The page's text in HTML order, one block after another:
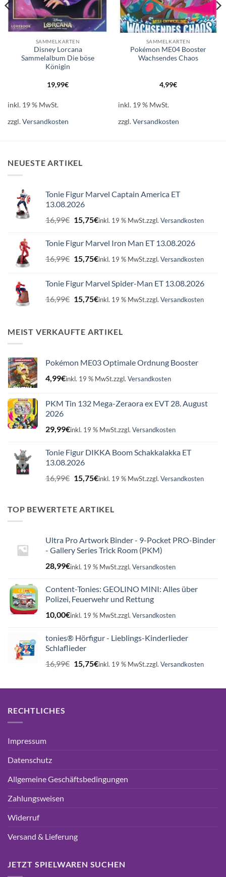
SAMMELKARTEN
Disney Lorcana
Sammelalbum Die böse
Königin
19,99€
inkl. 19 % MwSt.
zzgl.Versandkosten
SAMMELKARTEN
Pokémon ME04 Booster
Wachsendes Chaos
4,99€
inkl. 19 % MwSt.
zzgl.Versandkosten
NEUESTE ARTIKEL
Tonie Figur Marvel Captain America ET
13.08.2026
16,99€ Ursprünglicher
Preis
16,99€
15,75€Aktueller
15,75€.
inkl. 19 % MwSt.zzgl. Versandkosten
Tonie Figur Marvel Iron Man ET 13.08.2026
16,99€ Ursprünglicher
Preis
16,99€
15,75€Aktueller
15,75€.
inkl. 19 % MwSt.zzgl. Versandkosten
Tonie Figur Marvel Spider-Man ET 13.08.2026
16,99€ Ursprünglicher
Preis
16,99€
15,75€Aktueller
15,75€.
inkl. 19 % MwSt.zzgl. Versandkosten
MEIST VERKAUFTE ARTIKEL
Pokémon ME03 Optimale Ordnung Booster
4,99€inkl. 19 % MwSt.zzgl. Versandkosten
PKM Tin 132 Mega-Zeraora ex EVT 28. August
2026
29,99€inkl. 19 % MwSt.zzgl. Versandkosten
Tonie Figur DIKKA Boom Schakkalakka ET
13.08.2026
16,99€ Ursprünglicher
Preis
16,99€
15,75€Aktueller
15,75€.
inkl. 19 % MwSt.zzgl. Versandkosten
TOP BEWERTETE ARTIKEL
Ultra Pro Artwork Binder - 9-Pocket PRO-Binder
- Gallery Series Trick Room (PKM)
28,99€inkl. 19 % MwSt.zzgl. Versandkosten
Content-Tonies: GEOLINO MINI: Alles über
Polizei, Feuerwehr und Rettung
10,00€inkl. 19 % MwSt.zzgl. Versandkosten
tonies® Hörfigur - Lieblings-Kinderlieder
Schlaflieder
16,99€ Ursprünglicher
Preis
15,75€Aktueller
inkl. 19 % MwSt.zzgl. Versandkosten
RECHTLICHES
Impressum
Datenschutz
Allgemeine Geschäftsbedingungen
Zahlungsweisen
Widerruf
Versand & Lieferung
JETZT SPIELWAREN SUCHEN